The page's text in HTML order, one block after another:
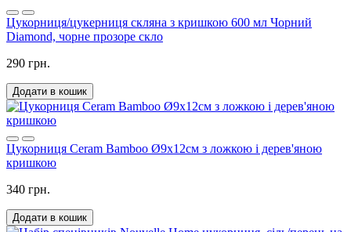
Цукорниця/цукерниця скляна з кришкою 600 мл Чорний
Diamond, чорне прозоре скло
290 грн.
Додати в кошик
Цукорниця Ceram Bamboo Ø9х12см з ложкою і дерев'яною
кришкою
340 грн.
Додати в кошик